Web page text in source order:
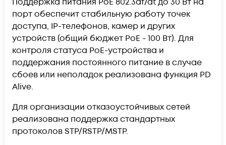
порт обеспечит стабильную работу точек
доступа, IP-телефонов, камер и других
устройств (общий бюджет PoE - 100 Вт). Для
контроля статуса PoE-устройства и
поддержания постоянного питание в случае
сбоев или неполадок реализована функция PD
Alive.
Для организации отказоустойчивых сетей
реализована поддержка стандартных
протоколов STP/RSTP/MSTP.